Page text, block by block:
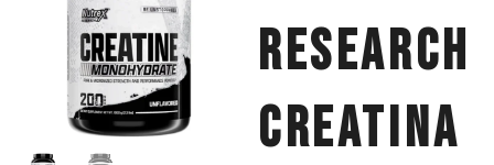
Research
creatina